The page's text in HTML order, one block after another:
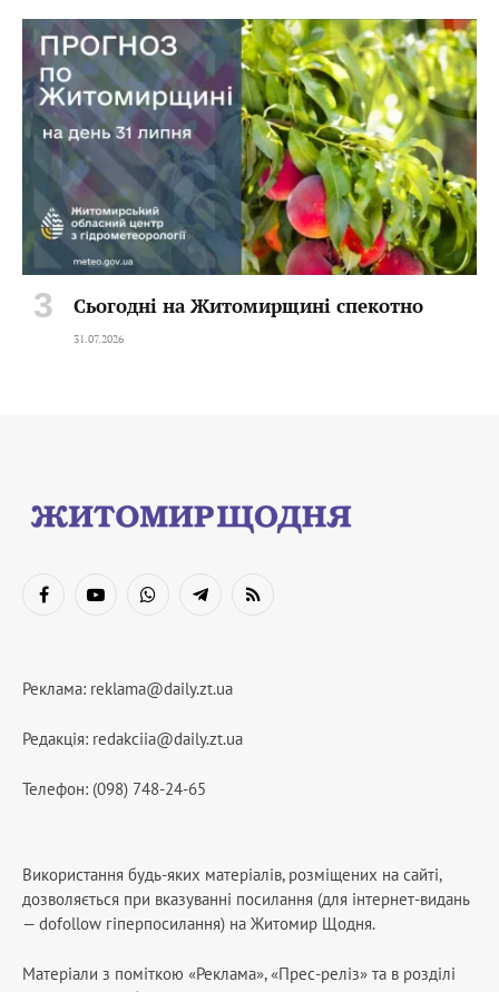
Сьогодні на Житомирщині спекотно
31.07.2026
FacebookYouTubeWhatsAppTelegramRSS
Реклама: reklama@daily.zt.ua
Редакція: redakciia@daily.zt.ua
Телефон: (098) 748-24-65
Використання будь-яких матеріалів, розміщених на сайті,
дозволяється при вказуванні посилання (для інтернет-видань
— dofollow гіперпосилання) на Житомир Щодня.
Матеріали з поміткою «Реклама», «Прес-реліз» та в розділі